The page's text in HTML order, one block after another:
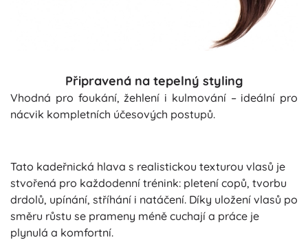
Připravená na tepelný styling
Vhodná pro foukání, žehlení i kulmování – ideální pro
nácvik kompletních účesových postupů.
Tato kadeřnická hlava s realistickou texturou vlasů je
stvořená pro každodenní trénink: pletení copů, tvorbu
drdolů, upínání, stříhání i natáčení. Díky uložení vlasů po
směru růstu se prameny méně cuchají a práce je
plynulá a komfortní.